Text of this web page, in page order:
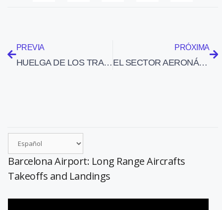
PREVIA
HUELGA DE LOS TRABAJADORES DE AIR COMET (8-12-09)
PRÓXIMA
EL SECTOR AERONÁUTICO DA EMPLEO EN ANDALUCÍA A 7.555 PERSONAS
Barcelona Airport: Long Range Aircrafts
Takeoffs and Landings